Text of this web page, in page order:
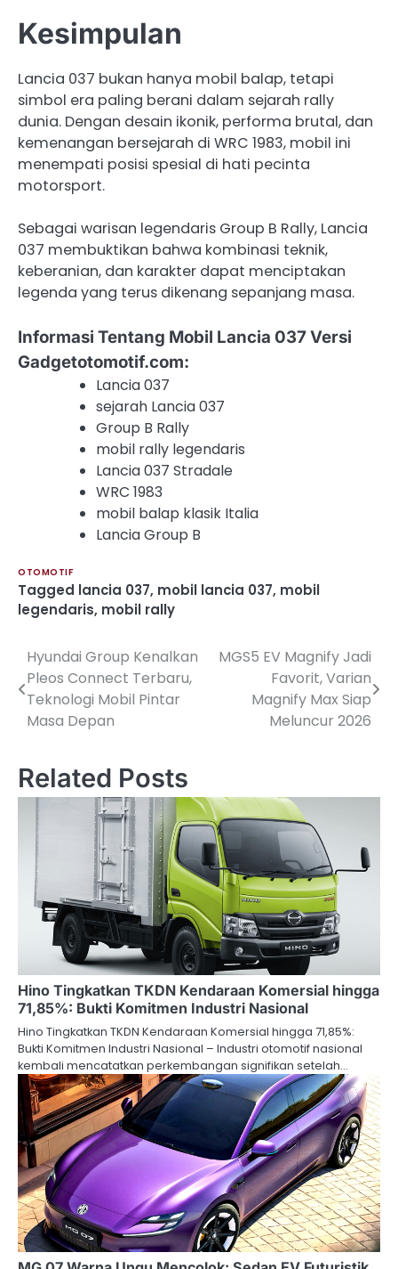
Kesimpulan
Lancia 037 bukan hanya mobil balap, tetapi
simbol era paling berani dalam sejarah rally
dunia. Dengan desain ikonik, performa brutal, dan
kemenangan bersejarah di WRC 1983, mobil ini
menempati posisi spesial di hati pecinta
motorsport.
Sebagai warisan legendaris Group B Rally, Lancia
037 membuktikan bahwa kombinasi teknik,
keberanian, dan karakter dapat menciptakan
legenda yang terus dikenang sepanjang masa.
Informasi Tentang Mobil Lancia 037 Versi
Gadgetotomotif.com:
Lancia 037
sejarah Lancia 037
Group B Rally
mobil rally legendaris
Lancia 037 Stradale
WRC 1983
mobil balap klasik Italia
Lancia Group B
OTOMOTIF
Tagged lancia 037, mobil lancia 037, mobil
legendaris, mobil rally
Post
navigation
Hyundai Group Kenalkan
Pleos Connect Terbaru,
Teknologi Mobil Pintar
Masa Depan
MGS5 EV Magnify Jadi
Favorit, Varian
Magnify Max Siap
Meluncur 2026
Related Posts
Hino Tingkatkan TKDN Kendaraan Komersial hingga
71,85%: Bukti Komitmen Industri Nasional
Hino Tingkatkan TKDN Kendaraan Komersial hingga 71,85%:
Bukti Komitmen Industri Nasional – Industri otomotif nasional
kembali mencatatkan perkembangan signifikan setelah…